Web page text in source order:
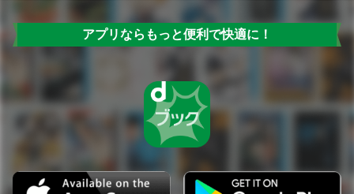
アプリならもっと便利で快適に！